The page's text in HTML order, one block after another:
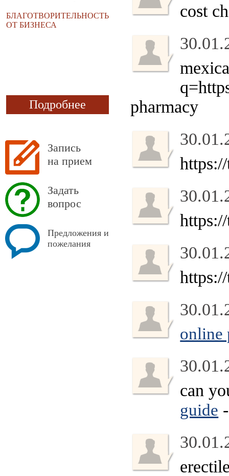
БЛАГОТВОРИТЕЛЬНОСТЬ
ОТ БИЗНЕСА
Подробнее
Запись
на прием
Задать
вопрос
Предложения и
пожелания
cost
pharmacy
online
can
guide